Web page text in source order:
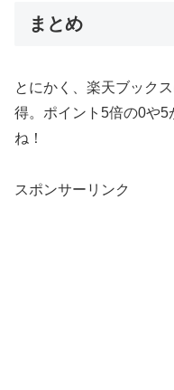
まとめ
とにかく、楽天ブック
得。ポイント5倍の0や5
ね！
スポンサーリンク